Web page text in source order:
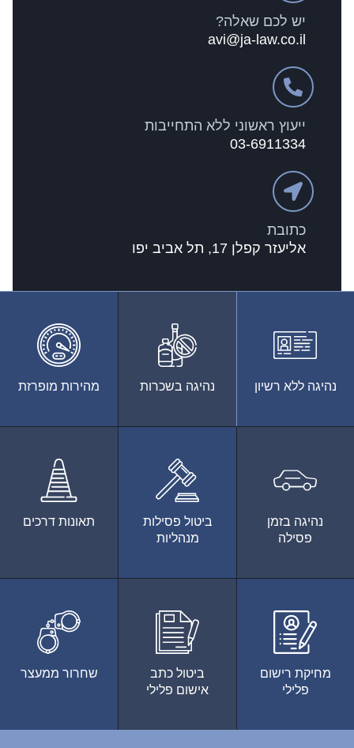
יש לכם שאלה?
avi@ja-law.co.il
ייעוץ ראשוני ללא התחייבות
03-6911334
כתובת
אליעזר קפלן 17, תל אביב יפו
נהיגה ללא רשיון נהיגה בשכרות מהירות מופרזת
נהיגה בזמן
פסילה
ביטול פסילות
מנהליות
תאונות דרכים
מחיקת רישום
פלילי
ביטול כתב
אישום פלילי
שחרור ממעצר